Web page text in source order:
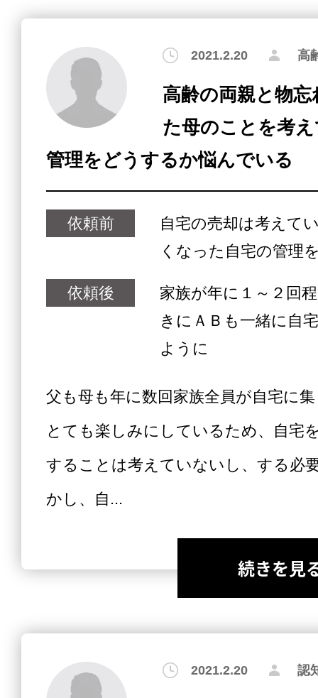
2021.2.20 高
高齢の両親と物
た母のことを考
管理をどうするか悩んでいる
依頼前
自宅の売却は考えて
くなった自宅の管理
依頼後
家族が年に１～２回
きにＡＢも一緒に自
ように
父も母も年に数回家族全員が自宅に
とても楽しみにしているため、自宅
することは考えていないし、する必
かし、自...
続きを見
2021.2.20 認